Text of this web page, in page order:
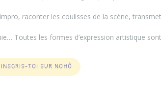
raconter les coulisses de la scène,
Toutes les formes d’expression artistique
TOI SUR NOHÔ